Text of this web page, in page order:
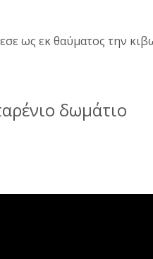
ως εκ θαύματος την
δωμάτιο